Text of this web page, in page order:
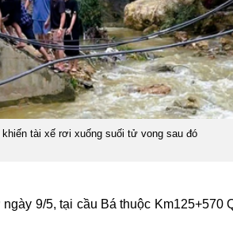
tài xế rơi xuống suối tử vong sau đó
9/5, tại cầu Bá thuộc Km125+570